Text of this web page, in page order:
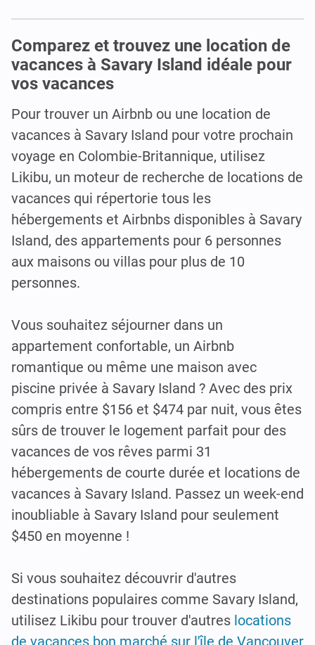
Comparez et trouvez une location de
vacances à Savary Island idéale pour
vos vacances
Pour trouver un Airbnb ou une location de
vacances à Savary Island pour votre prochain
voyage en Colombie-Britannique, utilisez
Likibu, un moteur de recherche de locations de
vacances qui répertorie tous les
hébergements et Airbnbs disponibles à Savary
Island, des appartements pour 6 personnes
aux maisons ou villas pour plus de 10
personnes.
Vous souhaitez séjourner dans un
appartement confortable, un Airbnb
romantique ou même une maison avec
piscine privée à Savary Island ? Avec des prix
compris entre $156 et $474 par nuit, vous êtes
sûrs de trouver le logement parfait pour des
vacances de vos rêves parmi 31
hébergements de courte durée et locations de
vacances à Savary Island. Passez un week-end
inoubliable à Savary Island pour seulement
$450 en moyenne !
Si vous souhaitez découvrir d'autres
destinations populaires comme Savary Island,
utilisez Likibu pour trouver d'autres locations
de vacances bon marché sur l'île de Vancouver